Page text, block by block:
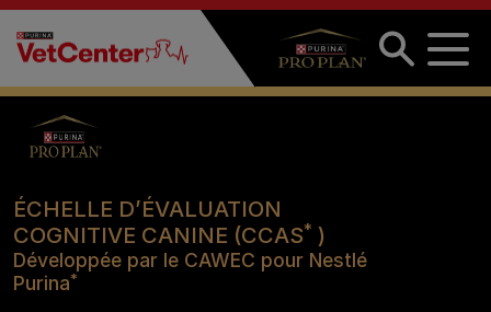
Aller au contenu principal
ÉCHELLE D’ÉVALUATION
COGNITIVE CANINE (CCAS* )
Développée par le CAWEC pour Nestlé
Purina*